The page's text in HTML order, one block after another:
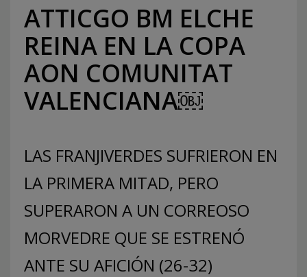
ATTICGO BM ELCHE
REINA EN LA COPA
AON COMUNITAT
VALENCIANA￼
LAS FRANJIVERDES SUFRIERON EN
LA PRIMERA MITAD, PERO
SUPERARON A UN CORREOSO
MORVEDRE QUE SE ESTRENÓ
ANTE SU AFICIÓN (26-32)